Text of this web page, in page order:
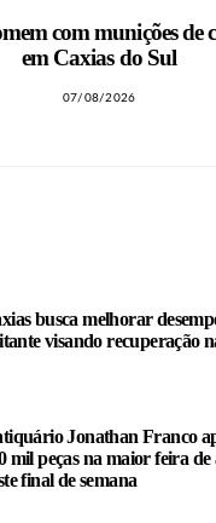
com munições de
em Caxias do Sul
07/08/2026
busca melhorar
visando recuperação
Jonathan Franco
mil peças na maior feira
final de semana